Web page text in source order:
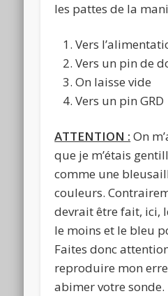
les pattes de la
Vers
Vers un pin de
On laisse vide
Vers un pin GRD
ATTENTION : On
que je m’étais
comme une
couleurs.
devrait être fait, ici,
le moins et le bleu
Faites donc
reproduire mon
abimer votre sonde.